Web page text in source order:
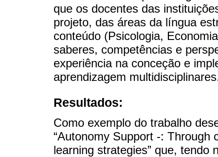
que os docentes das
projeto, das áreas da língua
conteúdo (Psicologia,
saberes, competências e
experiência na conceção e
aprendizagem
Resultados:
Como exemplo do trabalho
“Autonomy Support -: Through
learning strategies” que, tendo